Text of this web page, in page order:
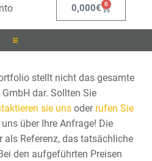
0,000€ 0
stellt nicht das gesamte
dar. Sollten Sie
sie uns oder rufen Sie
über Ihre Anfrage! Die
als Referenz, das tatsächliche
den aufgeführten Preisen